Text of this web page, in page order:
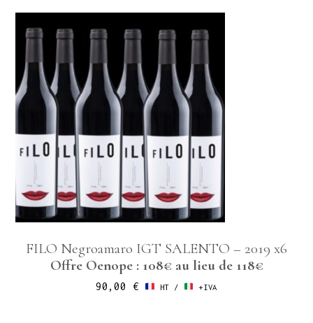
FILO Negroamaro IGT SALENTO – 2019 x6
Offre Oenope : 108€ au lieu de 118€
90,00 € HT / +IVA